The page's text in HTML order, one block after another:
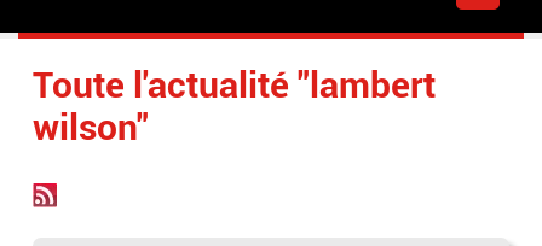
Toute l'actualité "lambert
wilson"